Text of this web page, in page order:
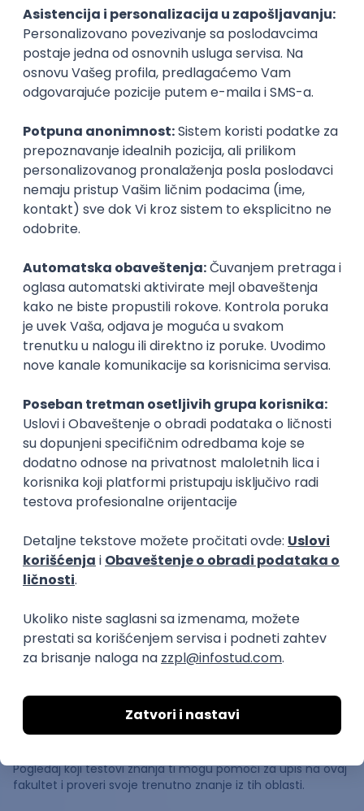
Pomozi nam da saznamo više o ovom
fakultetu
Ostavi ocenu
Nastavni kadar
Karijerne mogućnosti
Upis
Ključne statistike
Prosečnaocenastudiranja 🧑‍🎓
"Prosečna ocena studiranja"
predstavlja prosečnu ocenu koju
studija.
8.19
Broj upisanih studenata
Ukupan broj upisanih studenata za školsku2023/2024 godinu
je bio960, od čega:
Pogledaj koji testovi znanja ti mogu pomoći za upis na ovaj
fakultet i proveri svoje trenutno znanje iz tih oblasti.